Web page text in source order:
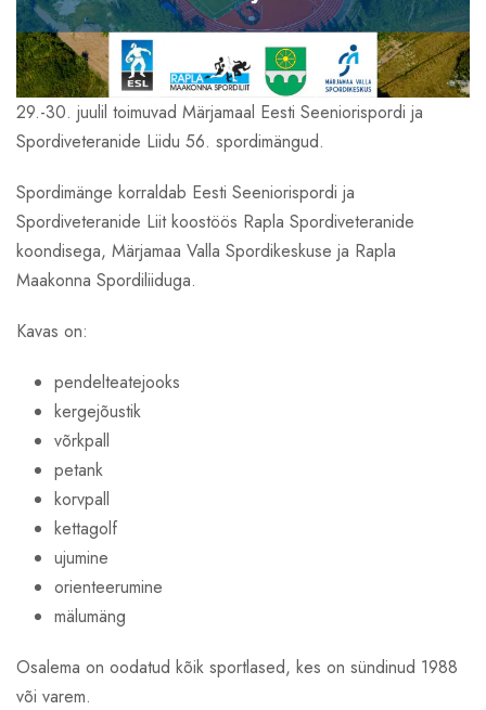
29.-30. juulil toimuvad Märjamaal Eesti Seeniorispordi ja
Spordiveteranide Liidu 56. spordimängud.
Spordimänge korraldab Eesti Seeniorispordi ja
Spordiveteranide Liit koostöös Rapla Spordiveteranide
koondisega, Märjamaa Valla Spordikeskuse ja Rapla
Maakonna Spordiliiduga.
Kavas on:
pendelteatejooks
kergejõustik
võrkpall
petank
korvpall
kettagolf
ujumine
orienteerumine
mälumäng
Osalema on oodatud kõik sportlased, kes on sündinud 1988
või varem.